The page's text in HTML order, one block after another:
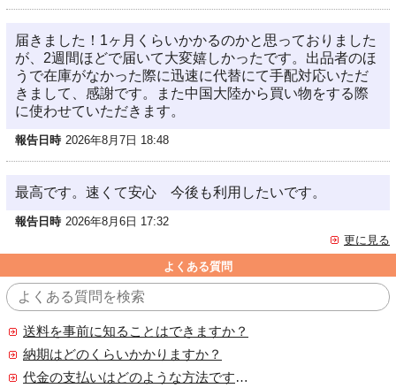
届きました！1ヶ月くらいかかるのかと思っておりました
が、2週間ほどで届いて大変嬉しかったです。出品者のほ
うで在庫がなかった際に迅速に代替にて手配対応いただ
きまして、感謝です。また中国大陸から買い物をする際
に使わせていただきます。
報告日時 2026年8月7日 18:48
最高です。速くて安心 今後も利用したいです。
報告日時 2026年8月6日 17:32
更に見る
よくある質問
送料を事前に知ることはできますか？
納期はどのくらいかかりますか？
代金の支払いはどのような方法ですか？